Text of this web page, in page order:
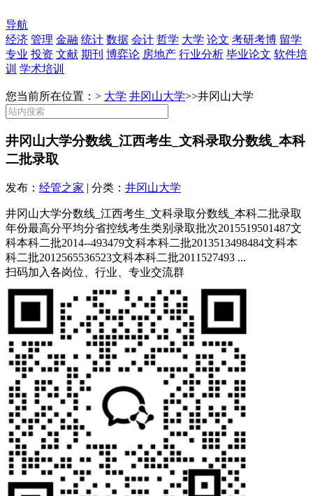
导航
经济 管理 金融 统计 数据 会计 哲学 大学 论文 考研考博 留学
专业 投资 文献 期刊 博弈论 房地产 行业分析 毕业论文 软件培
训 学术培训
您当前所在位置：> 大学 井冈山大学>>井冈山大学
井冈山大学分数线_江西考生_文科录取分数线_本科
二批录取
发布： 经管之家 | 分类： 井冈山大学
井冈山大学分数线_江西考生_文科录取分数线_本科二批录取
年份最高分平均分省控线考生类别录取批次2015519501487文
科本科二批2014--493479文科本科二批2013513498484文科本
科二批2012565536523文科本科二批2011527493 ...
扫码加入各岗位、行业、专业交流群